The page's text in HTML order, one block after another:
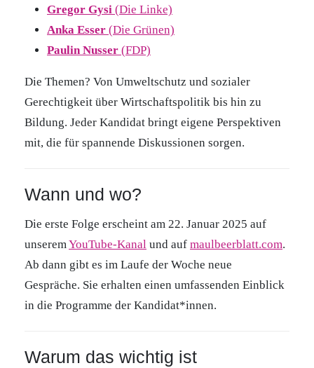
Gregor Gysi (Die Linke)
Anka Esser (Die Grünen)
Paulin Nusser (FDP)
Die Themen? Von Umweltschutz und sozialer
Gerechtigkeit über Wirtschaftspolitik bis hin zu
Bildung. Jeder Kandidat bringt eigene Perspektiven
mit, die für spannende Diskussionen sorgen.
Wann und wo?
Die erste Folge erscheint am 22. Januar 2025 auf
unseremYouTube-Kanal und auf maulbeerblatt.com.
Ab dann gibt es im Laufe der Woche neue
Gespräche. Sie erhalten einen umfassenden Einblick
in die Programme der Kandidat*innen.
Warum das wichtig ist